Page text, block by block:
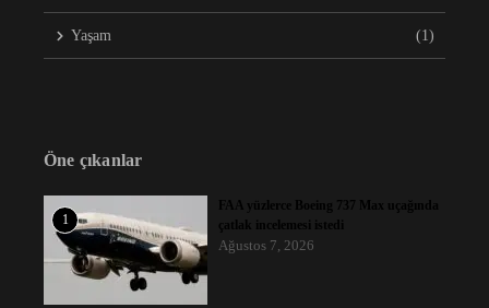
Yaşam (1)
Öne çıkanlar
1
FAA yüzlerce Boeing 737 Max uçağında
çatlak incelemesi istedi
Ağustos 7, 2026